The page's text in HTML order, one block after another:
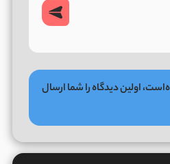
اولین دیدگاه را شما ارسال